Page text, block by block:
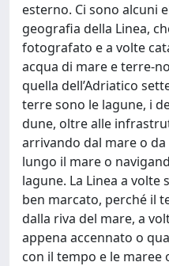
esterno. Ci sono alcuni
geografia della Linea,
fotografato e a volte
acqua di mare e terre-
quella dell’Adriatico
terre sono le lagune, i
dune, oltre alle
arrivando dal mare o
lungo il mare o
lagune. La Linea a
ben marcato, perché il
dalla riva del mare, a
appena accennato o
con il tempo e le maree